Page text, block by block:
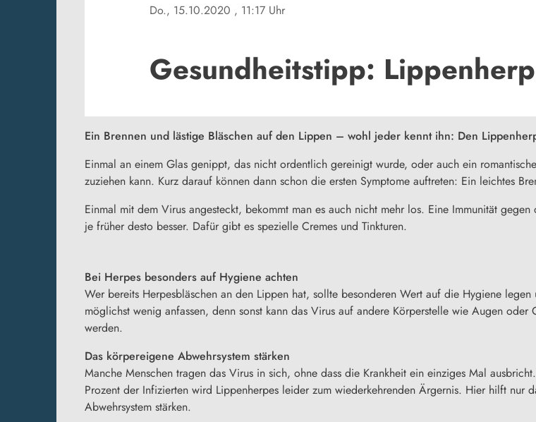
Do., 15.10.2020 , 11:17 Uhr
Gesundheitstipp:
Ein Brennen und lästige Bläschen auf den Lippen – wohl jeder kennt ihn: Den
Einmal an einem Glas genippt, das nicht ordentlich gereinigt wurde, oder auch ein
zuziehen kann. Kurz darauf können dann schon die ersten Symptome auftreten: Ein leichtes
Einmal mit dem Virus angesteckt, bekommt man es auch nicht mehr los. Eine Immunität
je früher desto besser. Dafür gibt es spezielle Cremes und Tinkturen.
Bei Herpes besonders auf Hygiene achten
Wer bereits Herpesbläschen an den Lippen hat, sollte besonderen Wert auf die Hygiene legen
möglichst wenig anfassen, denn sonst kann das Virus auf andere Körperstelle wie Augen oder
werden.
Das körpereigene Abwehrsystem stärken
Manche Menschen tragen das Virus in sich, ohne dass die Krankheit ein einziges Mal
Prozent der Infizierten wird Lippenherpes leider zum wiederkehrenden Ärgernis. Hier hilft nur
Abwehrsystem stärken.